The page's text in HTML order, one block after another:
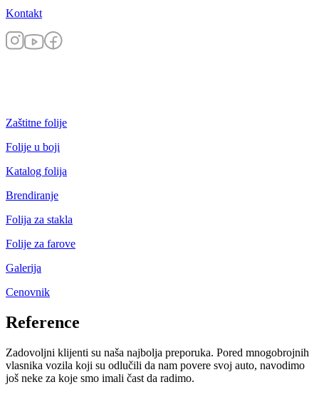
Kontakt
Zaštitne folije
Folije u boji
Katalog folija
Brendiranje
Folija za stakla
Folije za farove
Galerija
Cenovnik
Reference
Zadovoljni klijenti su naša najbolja preporuka. Pored mnogobrojnih
vlasnika vozila koji su odlučili da nam povere svoj auto, navodimo
još neke za koje smo imali čast da radimo.